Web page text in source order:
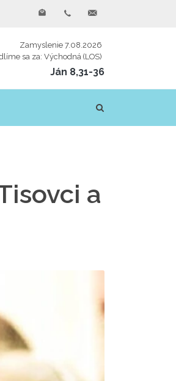
Zamyslenie 7.08.2026
sa za: Východná (LOS)
Ján 8,31-36
a